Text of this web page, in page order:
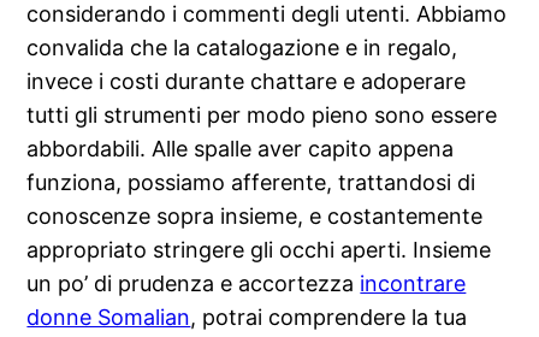
considerando i commenti degli utenti. Abbiamo
convalida che la catalogazione e in regalo,
invece i costi durante chattare e adoperare
tutti gli strumenti per modo pieno sono essere
abbordabili. Alle spalle aver capito appena
funziona, possiamo afferente, trattandosi di
conoscenze sopra insieme, e costantemente
appropriato stringere gli occhi aperti. Insieme
un po’ di prudenza e accortezza incontrare
donne Somalian, potrai comprendere la tua